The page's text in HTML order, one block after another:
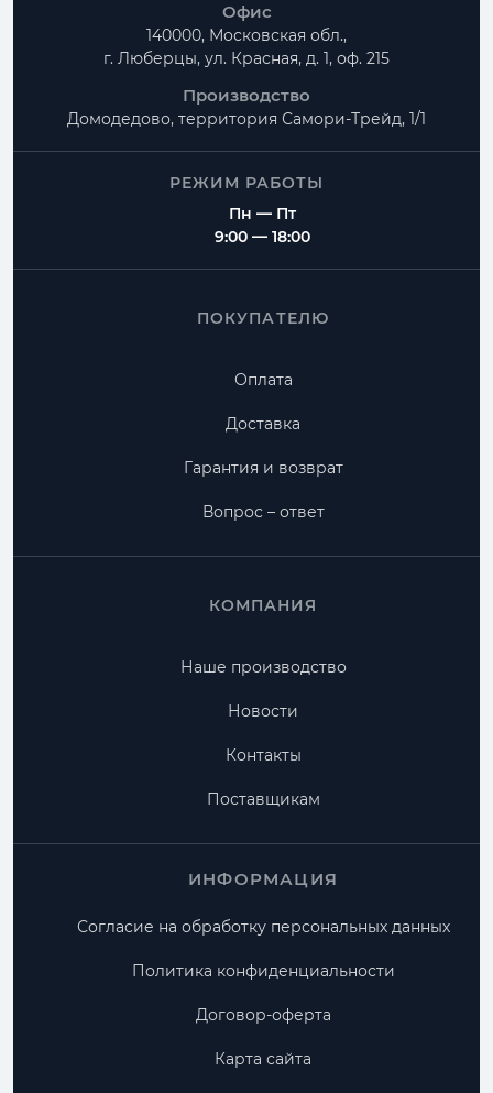
Офис
140000, Московская обл.,
г. Люберцы, ул. Красная, д. 1, оф. 215
Производство
Домодедово, территория Самори-Трейд, 1/1
РЕЖИМ РАБОТЫ
Пн — Пт
9:00 — 18:00
ПОКУПАТЕЛЮ
Оплата
Доставка
Гарантия и возврат
Вопрос – ответ
КОМПАНИЯ
Наше производство
Новости
Контакты
Поставщикам
ИНФОРМАЦИЯ
Согласие на обработку персональных данных
Политика конфиденциальности
Договор-оферта
Карта сайта